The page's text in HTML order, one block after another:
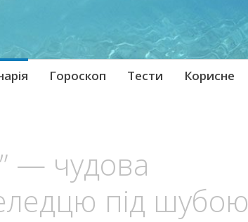
Гороскоп Тести Корисне
— чудова
під шубою